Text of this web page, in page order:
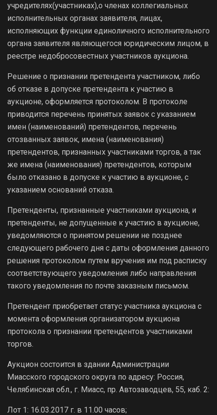
учредителях(участниках),о членах коллегиальных
исполнительных органах заявителя, лицах,
исполняющих функции единоличного исполнительного
органа заявителя являющегося юридическим лицом, в
реестре недобросовестных участников аукциона.
Решение о признании претендента участником, либо
об отказе в допуске претендента к участию в
аукционе, оформляется протоколом. В протоколе
приводится перечень принятых заявок с указанием
имен (наименований) претендентов, перечень
отозванных заявок, имена (наименования)
претендентов, признанных участниками торгов, а так
же имена (наименования) претендентов, которым
было отказано в допуске к участию в аукционе, с
указанием оснований отказа.
Претенденты, признанные участниками аукциона, и
претенденты, не допущенные к участию в аукционе,
уведомляются о принятом решении не позднее
следующего рабочего дня с даты оформления данного
решения протоколом путем вручения им под расписку
соответствующего уведомления либо направления
такого уведомления по почте заказным письмом.
Претендент приобретает статус участника аукциона с
момента оформления организатором аукциона
протокола о признании претендентов участниками
торгов.
Аукцион состоится в здании Администрации
Миасского городского округа по адресу: Россия,
Челябинская обл., г. Миасс, пр. Автозаводцев, 55, каб. 2:
Лот 1: 16.03.2017 г. в 11.00 часов;